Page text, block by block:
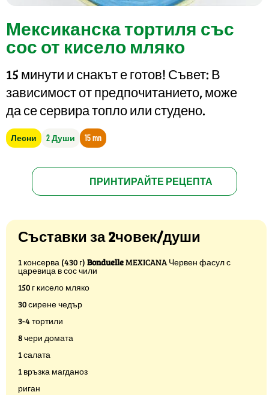
Мексиканска тортиля със
сос от кисело мляко
15 минути и снакът е готов! Съвет: В
зависимост от предпочитанието, може
да се сервира топло или студено.
Лесни 2 Души 15 mn
ПРИНТИРАЙТЕ РЕЦЕПТА
Съставки за 2човек/души
1 консерва (430 г) BonduelleMEXICANA Червен фасул с
царевица в сос чили
150 г кисело мляко
30 сирене чедър
3-4 тортили
8 чери домата
1 салата
1 връзка магданоз
риган